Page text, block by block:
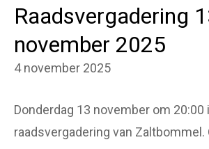
Raadsvergadering
november 2025
4 november 2025
Donderdag 13 november om 20:00
raadsvergadering van Zaltbommel.